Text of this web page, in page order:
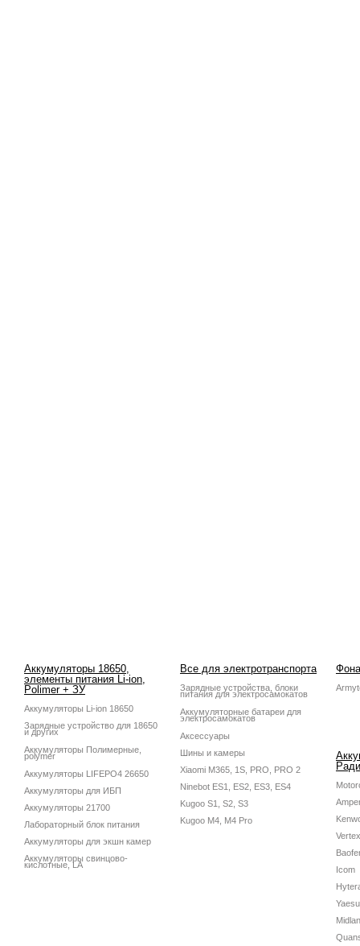
Аккумуляторы 18650,
элементы питания Li-ion,
Polimer + ЗУ
Аккумуляторы Li-ion 18650
Зарядные устройство для 18650
и других
Аккумуляторы Полимерные,
polymer
Аккумуляторы LIFEPO4 26650
Аккумуляторы для ИБП
Аккумуляторы 21700
Лабораторный блок питания
Аккумуляторы для экшн камер
Аккумуляторы свинцово-
кислотные, LA
Все для электротранспорта
Зарядные устройства, блоки
питания для электросамокатов
Аккумуляторные батареи для
электросамокатов
Аксессуары
Шины и камеры
Xiaomi M365, 1S, PRO, PRO 2
Ninebot ES1, ES2, ES3, ES4
Kugoo S1, S2, S3
Kugoo M4, M4 Pro
Vertex
Icom
Yaesu